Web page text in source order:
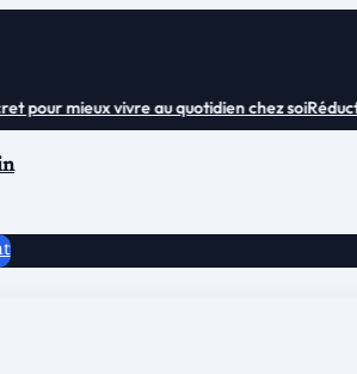
mieux vivre au quotidien chez soi